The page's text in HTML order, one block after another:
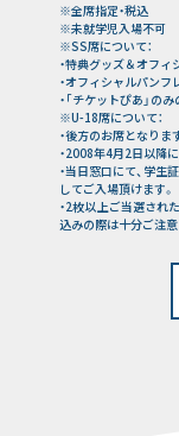
※全席指定・税込
※未就学児入場不可
※SS席について：
・特典グッズ＆オフ
・オフィシャルパン
・「チケットぴあ」の
※U-18席について：
・後方のお席となりま
・2008年4月2日以降
・当日窓口にて、学
してご入場頂けます。
・2枚以上ご当選され
込みの際は十分ご注意